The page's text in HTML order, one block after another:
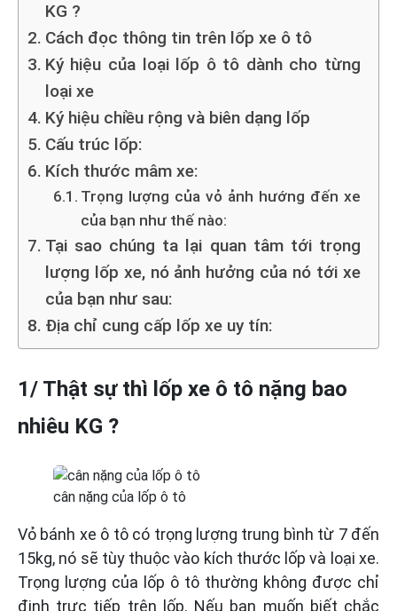
KG ?
Cách đọc thông tin trên lốp xe ô tô
Ký hiệu của loại lốp ô tô dành cho từng
loại xe
Ký hiệu chiều rộng và biên dạng lốp
Cấu trúc lốp:
Kích thước mâm xe:
Trọng lượng của vỏ ảnh hướng đến xe
của bạn như thế nào:
Tại sao chúng ta lại quan tâm tới trọng
lượng lốp xe, nó ảnh hưởng của nó tới xe
của bạn như sau:
Địa chỉ cung cấp lốp xe uy tín:
1/ Thật sự thì lốp xe ô tô nặng bao
nhiêu KG ?
cân nặng của lốp ô tô
Vỏ bánh xe ô tô có trọng lượng trung bình từ 7 đến
15kg, nó sẽ tùy thuộc vào kích thước lốp và loại xe.
Trọng lượng của lốp ô tô thường không được chỉ
định trực tiếp trên lốp. Nếu bạn muốn biết chắc